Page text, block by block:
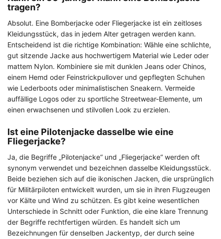
tragen?
Absolut. Eine Bomberjacke oder Fliegerjacke ist ein zeitloses
Kleidungsstück, das in jedem Alter getragen werden kann.
Entscheidend ist die richtige Kombination: Wähle eine schlichte,
gut sitzende Jacke aus hochwertigem Material wie Leder oder
mattem Nylon. Kombiniere sie mit dunklen Jeans oder Chinos,
einem Hemd oder Feinstrickpullover und gepflegten Schuhen
wie Lederboots oder minimalistischen Sneakern. Vermeide
auffällige Logos oder zu sportliche Streetwear-Elemente, um
einen erwachsenen und stilvollen Look zu erzielen.
Ist eine Pilotenjacke dasselbe wie eine
Fliegerjacke?
Ja, die Begriffe „Pilotenjacke“ und „Fliegerjacke“ werden oft
synonym verwendet und bezeichnen dasselbe Kleidungsstück.
Beide beziehen sich auf die ikonischen Jacken, die ursprünglich
für Militärpiloten entwickelt wurden, um sie in ihren Flugzeugen
vor Kälte und Wind zu schützen. Es gibt keine wesentlichen
Unterschiede in Schnitt oder Funktion, die eine klare Trennung
der Begriffe rechtfertigen würden. Es handelt sich um
Bezeichnungen für denselben Jackentyp, der durch seine